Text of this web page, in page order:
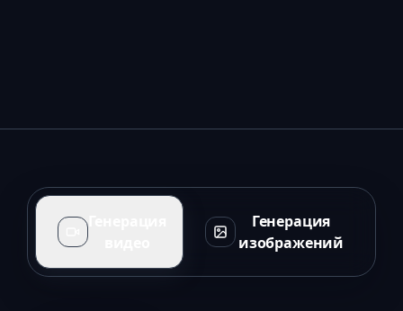
Генерация
Генерация
изображений